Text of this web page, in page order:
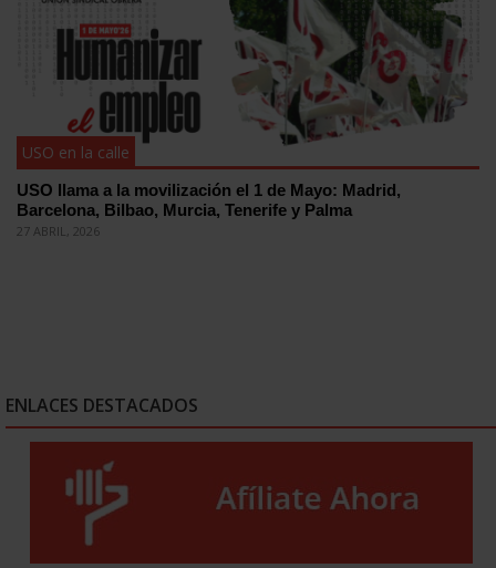
USO en la calle
USO llama a la movilización el 1 de Mayo: Madrid,
Barcelona, Bilbao, Murcia, Tenerife y Palma
27 ABRIL, 2026
ENLACES DESTACADOS